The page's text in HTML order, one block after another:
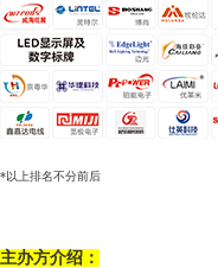
*以上排名不分前后
主办方介绍：